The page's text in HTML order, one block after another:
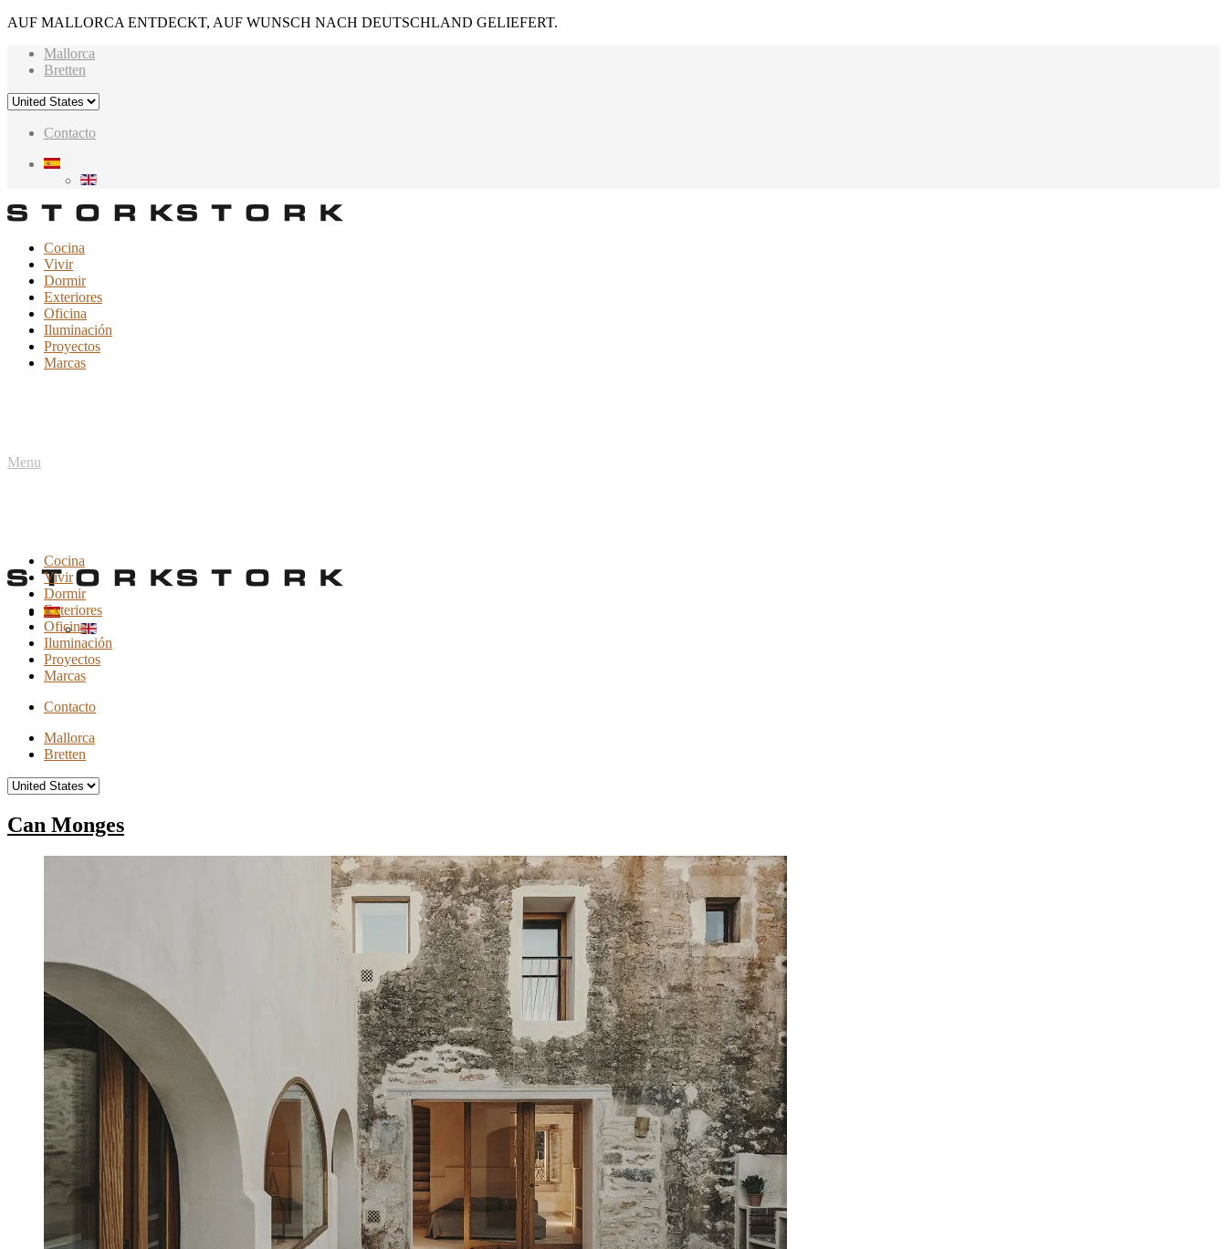
AUF MALLORCA ENTDECKT, AUF WUNSCH NACH DEUTSCHLAND GELIEFERT.
Mallorca
Bretten
Contacto
Cocina
Vivir
Dormir
Exteriores
Oficina
Iluminación
Proyectos
Marcas
Menu
Cocina
Vivir
Dormir
Exteriores
Oficina
Iluminación
Proyectos
Marcas
Contacto
Mallorca
Bretten
Can Monges